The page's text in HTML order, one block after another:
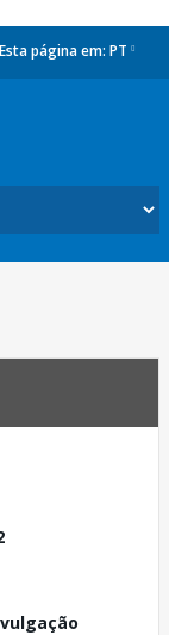
Esta página em: PT